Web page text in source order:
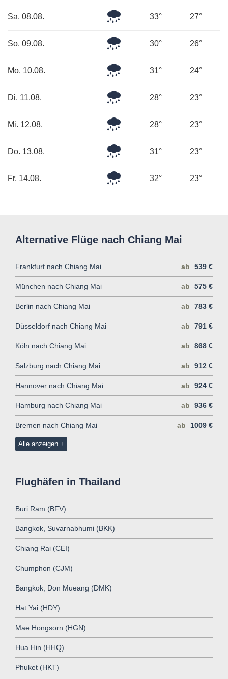
Sa. 08.08.
Mäßiger33° 27°
So. 09.08.
Mäßiger30° 26°
Mo. 10.08. 31° 24°
Di. 11.08. 28° 23°
Mi. 12.08.
Mäßiger28° 23°
Do. 13.08. 31° 23°
Fr. 14.08.
Mäßiger32° 23°
Alternative Flüge nach Chiang Mai
Frankfurt nach Chiang Mai ab 539 €
München nach Chiang Mai ab 575 €
Berlin nach Chiang Mai ab 783 €
Düsseldorf nach Chiang Mai ab 791 €
Köln nach Chiang Mai ab 868 €
Salzburg nach Chiang Mai ab 912 €
Hannover nach Chiang Mai ab 924 €
Hamburg nach Chiang Mai ab 936 €
Bremen nach Chiang Mai ab 1009 €
Alle anzeigen
Flughäfen in Thailand
Buri Ram (BFV)
Bangkok, Suvarnabhumi (BKK)
Chiang Rai (CEI)
Chumphon (CJM)
Bangkok, Don Mueang (DMK)
Hat Yai (HDY)
Mae Hongsorn (HGN)
Hua Hin (HHQ)
Phuket (HKT)